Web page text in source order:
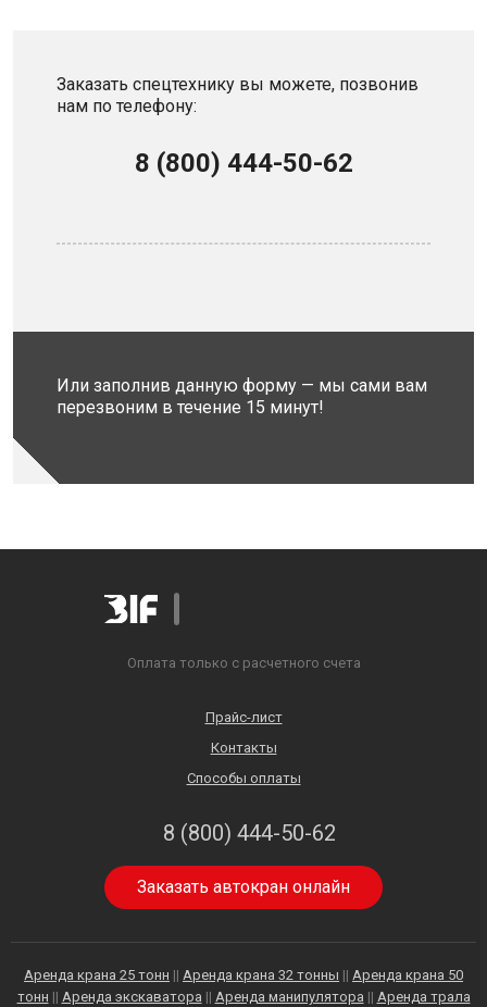
Заказать спецтехнику вы можете, позвонив
нам по телефону:
8 (800) 444-50-62
Или заполнив данную форму — мы сами вам
перезвоним в течение 15 минут!
Оплата только с расчетного счета
Прайс-лист
Контакты
Способы оплаты
8 (800) 444-50-62
Заказать автокран онлайн
Аренда крана 25 тонн || Аренда крана 32 тонны || Аренда крана 50
тонн || Аренда экскаватора || Аренда манипулятора || Аренда трала